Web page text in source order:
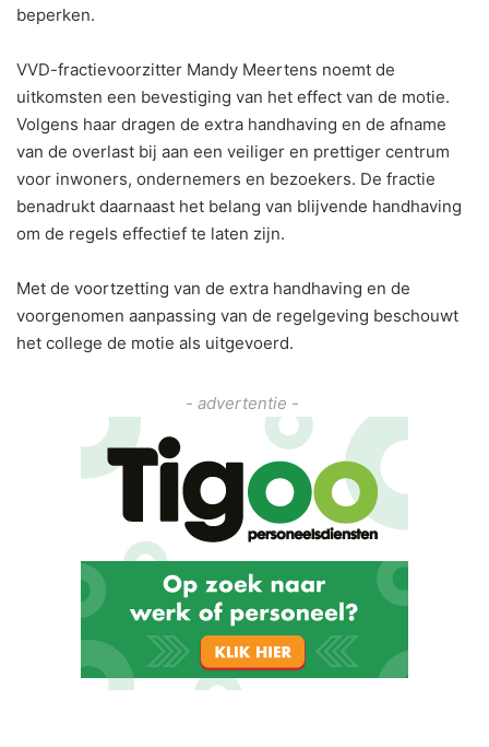
beperken.
VVD-fractievoorzitter Mandy Meertens noemt de
uitkomsten een bevestiging van het effect van de motie.
Volgens haar dragen de extra handhaving en de afname
van de overlast bij aan een veiliger en prettiger centrum
voor inwoners, ondernemers en bezoekers. De fractie
benadrukt daarnaast het belang van blijvende handhaving
om de regels effectief te laten zijn.
Met de voortzetting van de extra handhaving en de
voorgenomen aanpassing van de regelgeving beschouwt
het college de motie als uitgevoerd.
- advertentie -